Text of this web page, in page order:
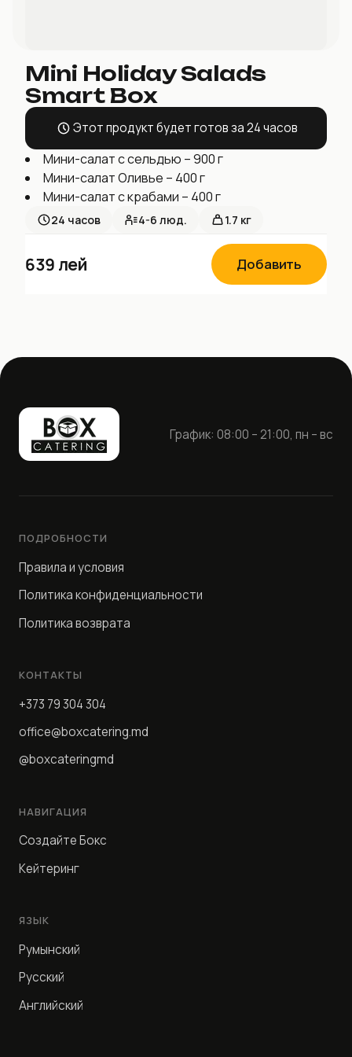
Mini Holiday Salads
Smart Box
Этот продукт будет готов за 24 часов
Мини-салат с сельдью – 900 г
Мини-салат Оливье – 400 г
Мини-салат с крабами – 400 г
24 часов 4-6 люд. 1.7 кг
639 лей Добавить
График: 08:00 – 21:00, пн – вс
ПОДРОБНОСТИ
Правила и условия
Политика конфиденциальности
Политика возврата
КОНТАКТЫ
+373 79 304 304
office@boxcatering.md
@boxcateringmd
НАВИГАЦИЯ
Создайте Бокс
Кейтеринг
ЯЗЫК
Румынский
Русский
Английский